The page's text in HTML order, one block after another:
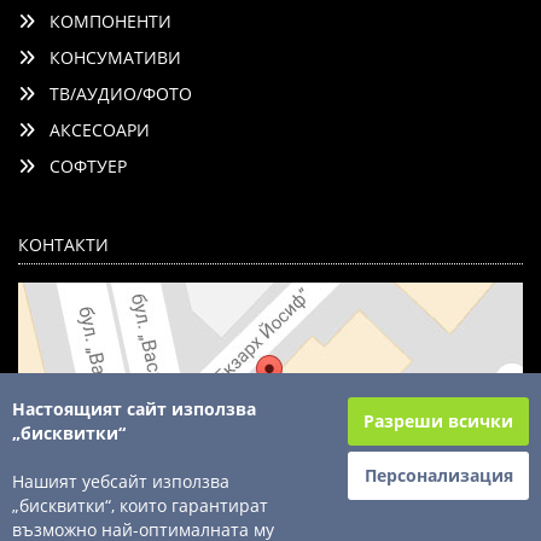
КОМПОНЕНТИ
КОНСУМАТИВИ
ТВ/АУДИО/ФОТО
АКСЕСОАРИ
СОФТУЕР
КОНТАКТИ
Настоящият сайт използва
„бисквитки“
Нашият уебсайт използва
„бисквитки“, които гарантират
възможно най-оптималната му
Разреши всички
Персонализация